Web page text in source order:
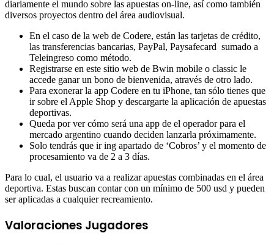
diariamente el mundo sobre las apuestas on-line, así como también
diversos proyectos dentro del área audiovisual.
En el caso de la web de Codere, están las tarjetas de crédito,
las transferencias bancarias, PayPal, Paysafecard sumado a
Teleingreso como método.
Registrarse en este sitio web de Bwin mobile o classic le
accede ganar un bono de bienvenida, através de otro lado.
Para exonerar la app Codere en tu iPhone, tan sólo tienes que
ir sobre el Apple Shop y descargarte la aplicación de apuestas
deportivas.
Queda por ver cómo será una app de el operador para el
mercado argentino cuando deciden lanzarla próximamente.
Solo tendrás que ir ing apartado de ‘Cobros’ y el momento de
procesamiento va de 2 a 3 días.
Para lo cual, el usuario va a realizar apuestas combinadas en el área
deportiva. Estas buscan contar con un mínimo de 500 usd y pueden
ser aplicadas a cualquier recreamiento.
Valoraciones Jugadores